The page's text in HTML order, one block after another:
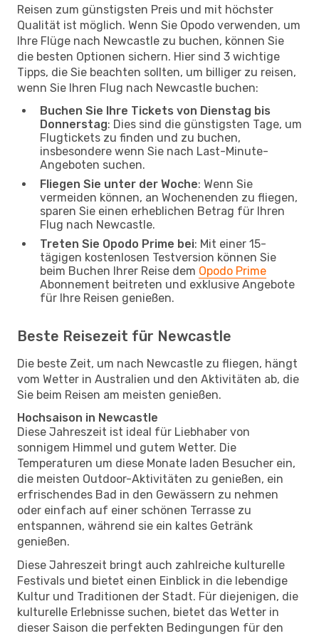
Reisen zum günstigsten Preis und mit höchster
Qualität ist möglich. Wenn Sie Opodo verwenden, um
Ihre Flüge nach Newcastle zu buchen, können Sie
die besten Optionen sichern. Hier sind 3 wichtige
Tipps, die Sie beachten sollten, um billiger zu reisen,
wenn Sie Ihren Flug nach Newcastle buchen:
Buchen Sie Ihre Tickets von Dienstag bis
Donnerstag: Dies sind die günstigsten Tage, um
Flugtickets zu finden und zu buchen,
insbesondere wenn Sie nach Last-Minute-
Angeboten suchen.
Fliegen Sie unter der Woche: Wenn Sie
vermeiden können, an Wochenenden zu fliegen,
sparen Sie einen erheblichen Betrag für Ihren
Flug nach Newcastle.
Treten Sie Opodo Prime bei: Mit einer 15-
tägigen kostenlosen Testversion können Sie
beim Buchen Ihrer Reise dem Opodo Prime
Abonnement beitreten und exklusive Angebote
für Ihre Reisen genießen.
Beste Reisezeit für Newcastle
Die beste Zeit, um nach Newcastle zu fliegen, hängt
vom Wetter in Australien und den Aktivitäten ab, die
Sie beim Reisen am meisten genießen.
Hochsaison in Newcastle
Diese Jahreszeit ist ideal für Liebhaber von
sonnigem Himmel und gutem Wetter. Die
Temperaturen um diese Monate laden Besucher ein,
die meisten Outdoor-Aktivitäten zu genießen, ein
erfrischendes Bad in den Gewässern zu nehmen
oder einfach auf einer schönen Terrasse zu
entspannen, während sie ein kaltes Getränk
genießen.
Diese Jahreszeit bringt auch zahlreiche kulturelle
Festivals und bietet einen Einblick in die lebendige
Kultur und Traditionen der Stadt. Für diejenigen, die
kulturelle Erlebnisse suchen, bietet das Wetter in
dieser Saison die perfekten Bedingungen für den